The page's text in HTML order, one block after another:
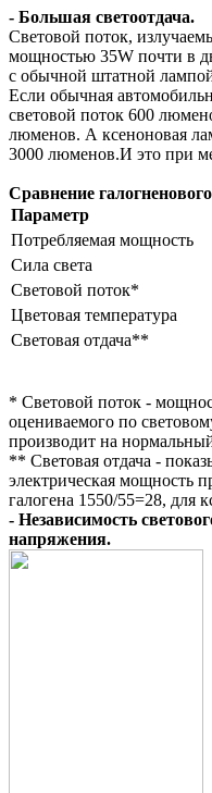
- Большая светоотдача.
Световой поток,
мощностью 35W почти в
с обычной штатной
Если обычная
световой поток 600
люменов. А ксеноновая
3000 люменов.И это при
Сравнение
Параметр
Потребляемая мощность
Сила света
Световой поток*
Цветовая температура
Световая отдача**
* Световой поток -
оцениваемого по
производит на
** Световая отдача -
электрическая мощность
галогена 1550/55=28, для
- Независимость
напряжения.